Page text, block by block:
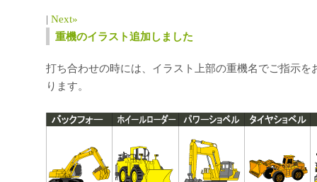
| Next»
重機のイラスト追加しました
打ち合わせの時には、イラスト上部の重機名でご指示を
ります。